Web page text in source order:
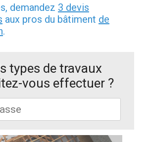
demandez 3 devis
aux pros du bâtiment de
.
types de travaux
vous effectuer ?